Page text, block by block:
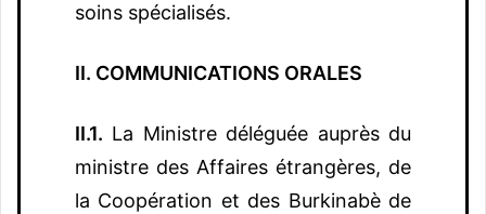
soins spécialisés.
II. COMMUNICATIONS ORALES
II.1. La Ministre déléguée auprès du
ministre des Affaires étrangères, de
la Coopération et des Burkinabè de